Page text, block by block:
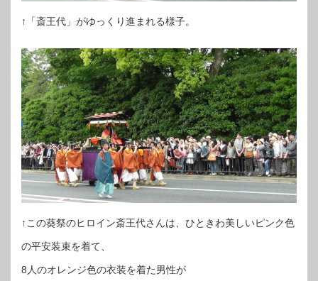
↑「斎王代」がゆっくり進まれる様子。
↑この葵祭のヒロイン斎王代さんは、ひときわ美しいピンク色
の平安装束を着て、
8人のオレンジ色の衣装を着た男性が